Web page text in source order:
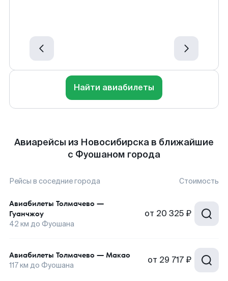
Найти авиабилеты
Авиарейсы из Новосибирска в ближайшие
с Фуошаном города
Рейсы в соседние города Стоимость
Авиабилеты Толмачево —
Гуанчжоу
42 км до Фуошана
от 20 325 ₽
Авиабилеты Толмачево — Макао
117км до Фуошана от 29 717 ₽